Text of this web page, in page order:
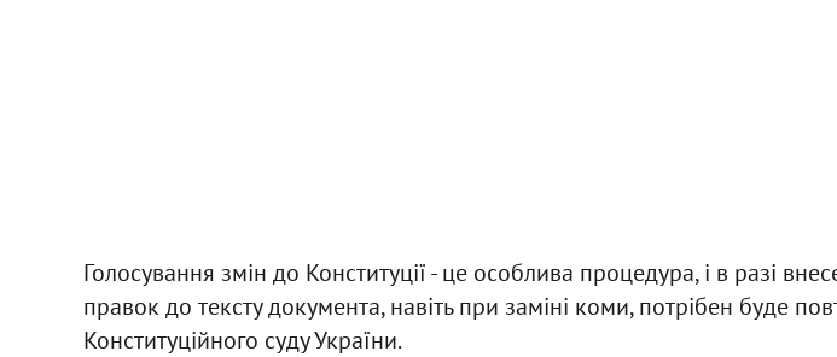
Голосування змін до Конституції - це особлива процедура, і в разі
правок до тексту документа, навіть при заміні коми, потрібен буде
Конституційного суду України.